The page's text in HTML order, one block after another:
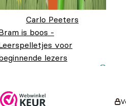
Carlo Peeters
is boos -
voor
lezers